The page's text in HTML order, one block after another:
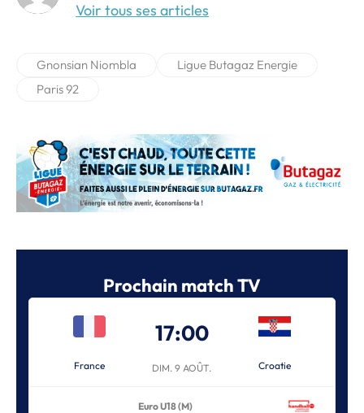
Voir tous ses articles
Gnonsian Niombla
Ligue Butagaz Energie
Paris 92
Prochain match TV
France
17:00
DIM. 9 AOÛT. Croatie
Euro U18 (M)